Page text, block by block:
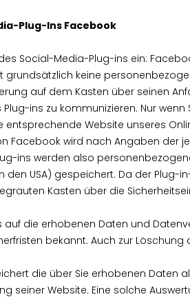
Plug-Ins Facebook
Social-Media-Plug-ins ein:
grundsätzlich keine
auf dem Kasten über seinen
ins zu kommunizieren. Nur
entsprechende Website unseres
Facebook wird nach Angaben der
ins werden also
den USA) gespeichert. Da der
Kasten über die
auf die erhobenen Daten und
bekannt. Auch zur
die über Sie erhobenen Daten
seiner Website. Eine solche